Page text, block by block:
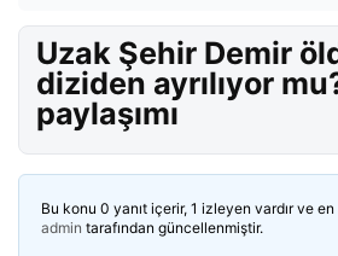
Uzak Şehir Demir
diziden ayrılıyor
paylaşımı
Bu konu 0 yanıt içerir, 1 izleyen vardır ve en
admin tarafından güncellenmiştir.